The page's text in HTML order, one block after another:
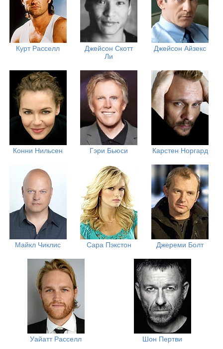
Курт Расселл
Джейсон Скотт
Ли
Джейсон Айзекс
Конни Нильсен Гэри Бьюси Карстен Норгард
Майкл Чиклис Сара Пэкстон Джереми Болт
Уайатт Расселл Шон Пертви